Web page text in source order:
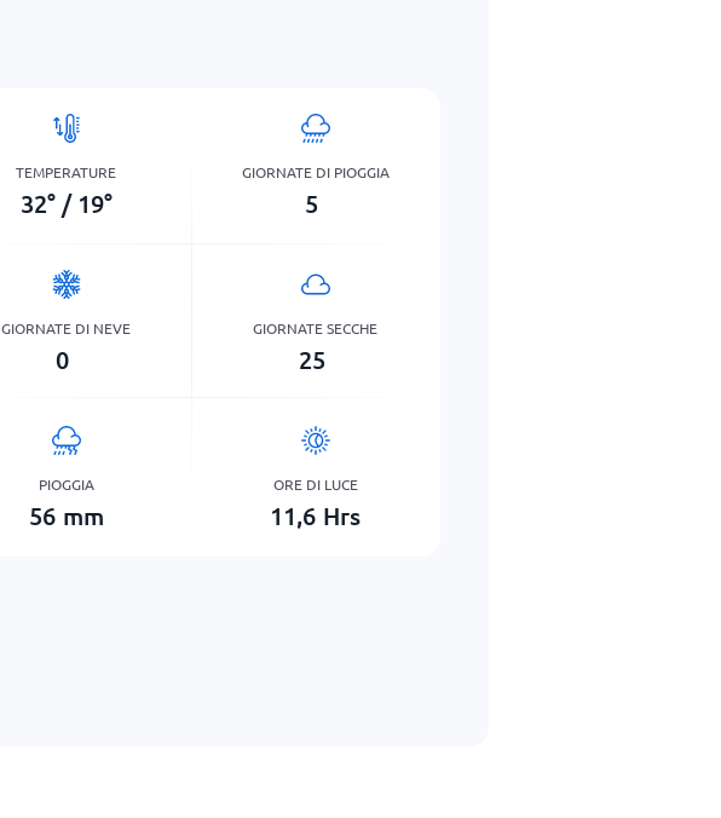
TEMPERATURE
32° / 19°
GIORNATE DI PIOGGIA
5
GIORNATE DI NEVE
0
GIORNATE SECCHE
25
PIOGGIA
56 mm
ORE DI LUCE
11,6 Hrs